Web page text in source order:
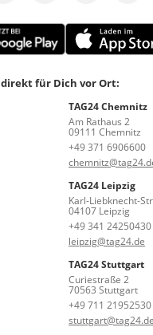
für Dich vor Ort:
TAG24 Chemnitz
Am Rathaus 2
09111 Chemnitz
+49 371 6906600
TAG24 Leipzig
Karl-Liebknecht-
04107 Leipzig
+49 341 24250430
leipzig@tag24.de
TAG24 Stuttgart
Curiestraße 2
70563 Stuttgart
+49 711 21952530
stuttgart@tag24.de